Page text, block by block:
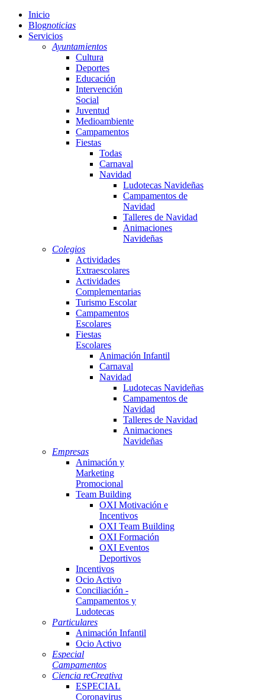
Inicio
Blognoticias
Servicios
Ayuntamientos
Cultura
Deportes
Educación
Intervención
Social
Juventud
Medioambiente
Campamentos
Fiestas
Todas
Carnaval
Navidad
Ludotecas Navideñas
Campamentos de
Navidad
Talleres de Navidad
Animaciones
Navideñas
Colegios
Actividades
Extraescolares
Actividades
Complementarias
Turismo Escolar
Campamentos
Escolares
Fiestas
Escolares
Animación Infantil
Carnaval
Navidad
Ludotecas Navideñas
Campamentos de
Navidad
Talleres de Navidad
Animaciones
Navideñas
Empresas
Animación y
Marketing
Promocional
Team Building
OXI Motivación e
Incentivos
OXI Team Building
OXI Formación
OXI Eventos
Deportivos
Incentivos
Ocio Activo
Conciliación -
Campamentos y
Ludotecas
Particulares
Animación Infantil
Ocio Activo
Especial
Campamentos
Ciencia reCreativa
ESPECIAL
Coronavirus